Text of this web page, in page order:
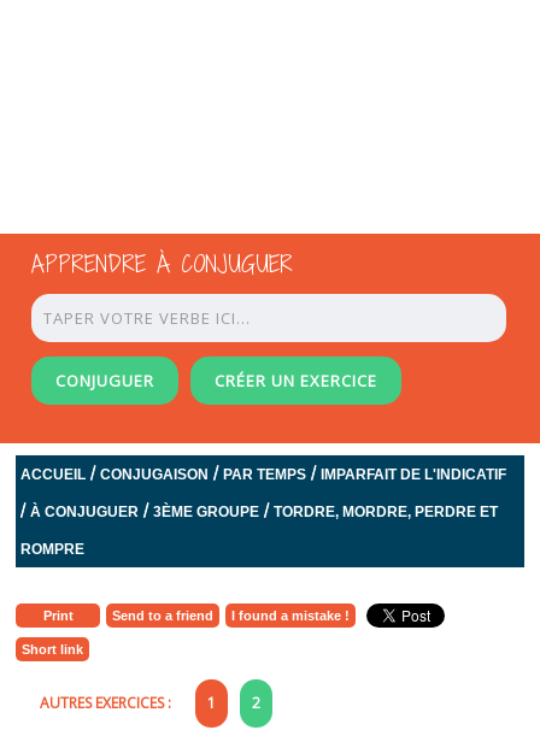
APPRENDRE À CONJUGUER
CONJUGUER CRÉER UN EXERCICE
ACCUEIL /CONJUGAISON /PAR TEMPS / IMPARFAIT DE L'INDICATIF
/À CONJUGUER /3ÈME GROUPE /TORDRE, MORDRE, PERDRE ET
ROMPRE
Print Send to a friend I found a mistake !
Short link
AUTRES EXERCICES : 1 2